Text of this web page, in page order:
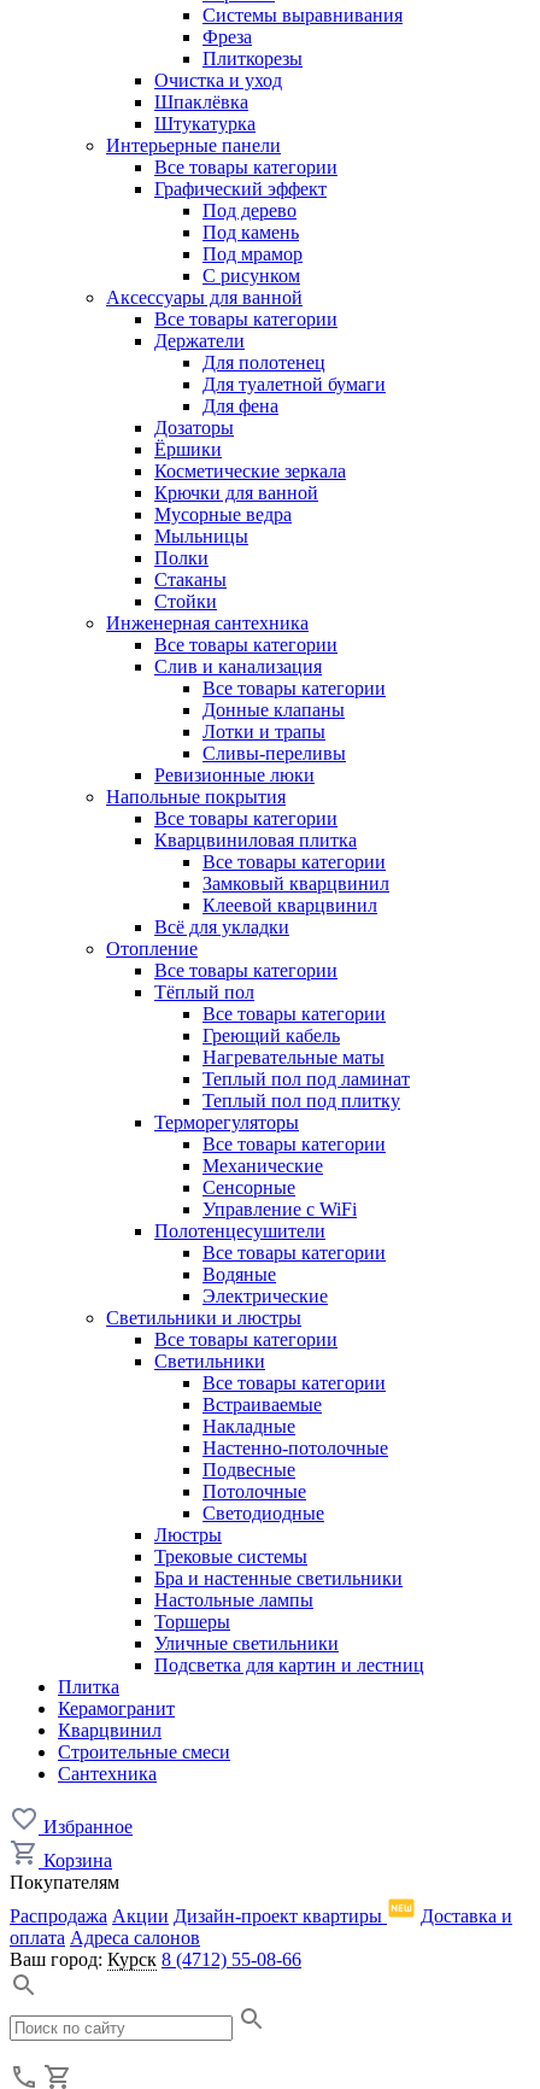
Системы выравнивания
Фреза
Плиткорезы
Очистка и уход
Шпаклёвка
Штукатурка
Интерьерные панели
Все товары категории
Графический эффект
Под дерево
Под камень
Под мрамор
С рисунком
Аксессуары для ванной
Все товары категории
Держатели
Для полотенец
Для туалетной бумаги
Для фена
Дозаторы
Ёршики
Косметические зеркала
Крючки для ванной
Мусорные ведра
Мыльницы
Полки
Стаканы
Стойки
Инженерная сантехника
Все товары категории
Слив и канализация
Все товары категории
Донные клапаны
Лотки и трапы
Сливы-переливы
Ревизионные люки
Напольные покрытия
Все товары категории
Кварцвиниловая плитка
Все товары категории
Замковый кварцвинил
Клеевой кварцвинил
Всё для укладки
Отопление
Все товары категории
Тёплый пол
Все товары категории
Греющий кабель
Нагревательные маты
Теплый пол под ламинат
Теплый пол под плитку
Терморегуляторы
Все товары категории
Механические
Сенсорные
Управление с WiFi
Полотенцесушители
Все товары категории
Водяные
Электрические
Светильники и люстры
Все товары категории
Светильники
Все товары категории
Встраиваемые
Накладные
Настенно-потолочные
Подвесные
Потолочные
Светодиодные
Люстры
Трековые системы
Бра и настенные светильники
Настольные лампы
Торшеры
Уличные светильники
Подсветка для картин и лестниц
Плитка
Керамогранит
Кварцвинил
Строительные смеси
Сантехника
Избранное
Корзина
Покупателям
Распродажа Акции Дизайн-проект квартиры
Доставка и
оплата Адреса салонов
Ваш город: Курск 8 (4712) 55-08-66